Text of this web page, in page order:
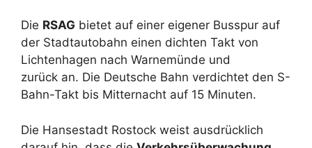
Die RSAG bietet auf einer eigener Busspur auf
der Stadtautobahn einen dichten Takt von
Lichtenhagen nach Warnemünde und
zurück an. Die Deutsche Bahn verdichtet den S-
Bahn-Takt bis Mitternacht auf 15 Minuten.
Die Hansestadt Rostock weist ausdrücklich